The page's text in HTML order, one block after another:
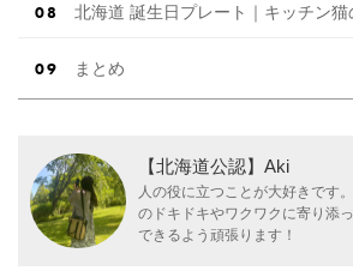
北海道 誕生日プレート｜キッチン猫
まとめ
【北海道公認】Aki
人の役に立つことが大好きです
のドキドキやワクワクに寄り添
できるよう頑張ります！